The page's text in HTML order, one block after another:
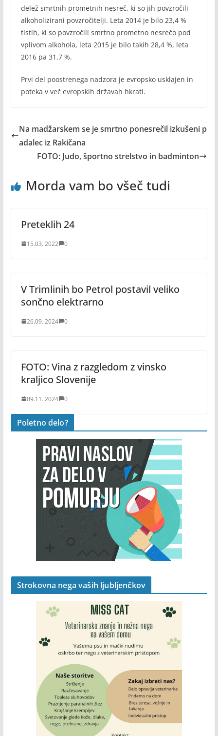
delež smrtnih prometnih nesreč, ki so jih povzročili
alkoholizirani povzročitelji. Leta 2014 je bilo 23,4 %
tistih, ki so povzročili smrtno prometno nesrečo pod
vplivom alkohola, leta 2015 je bilo takih 28,4 %, leta
2016 pa 31,7 %.
Prvi del poostrenega nadzora je evropsko usklajen in
poteka v več evropskih državah hkrati.
Na madžarskem se je smrtno ponesrečil izkušeni p
adalec iz Rakičana
FOTO: Judo, športno strelstvo in badminton
Morda vam bo všeč tudi
Preteklih 24
15.03. 2022 0
V Trimlinih bo Petrol postavil veliko
sončno elektrarno
26.09. 2024 0
FOTO: Vina z razgledom z vinsko
kraljico Slovenije
09.11. 2024 0
Poletno delo?
Strokovna nega vaših ljubljenčkov